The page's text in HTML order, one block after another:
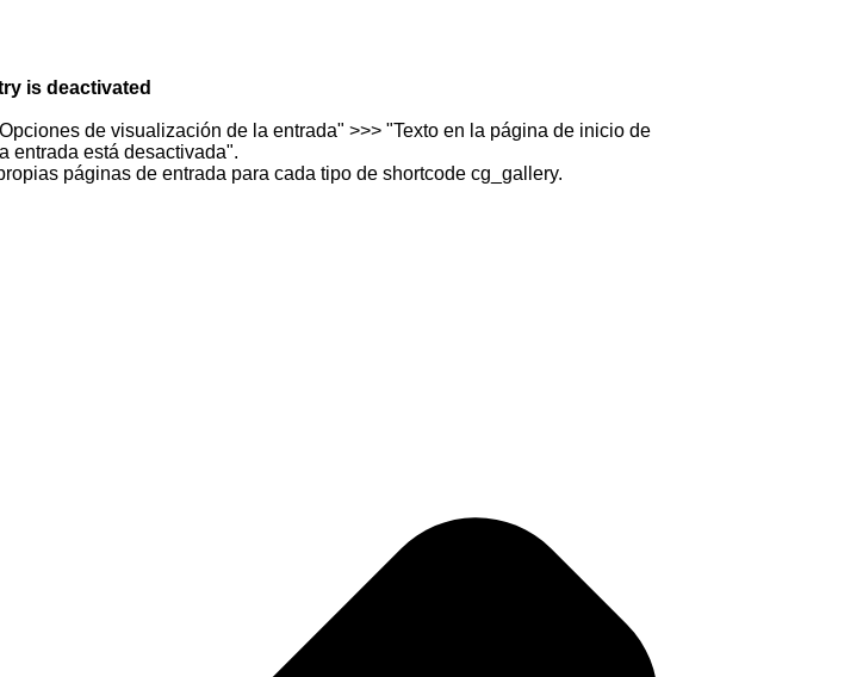
is deactivated
de visualización de la entrada" >>> "Texto en la página de inicio de
entrada está desactivada".
páginas de entrada para cada tipo de shortcode cg_gallery.